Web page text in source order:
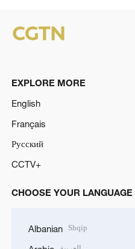
EXPLORE MORE
English
Français
Русский
CCTV+
CHOOSE YOUR LANGUAGE
Albanian Shqip